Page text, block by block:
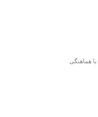
هماهنگی